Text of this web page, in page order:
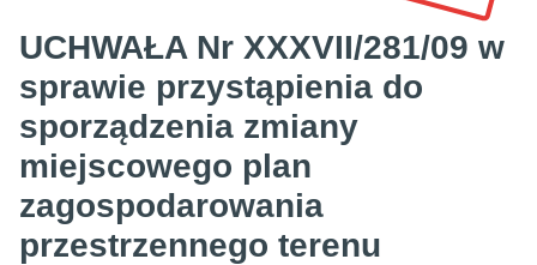
UCHWAŁA Nr XXXVII/281/09 w
sprawie przystąpienia do
sporządzenia zmiany
miejscowego plan
zagospodarowania
przestrzennego terenu